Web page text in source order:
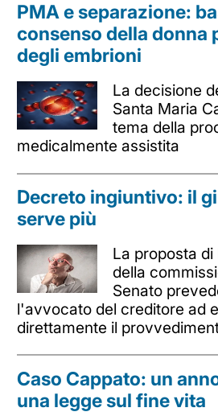
PMA e separazione:
consenso della donna
degli embrioni
La decisione
Santa Maria
tema della
medicalmente assistita
Decreto ingiuntivo: il
serve più
La proposta
della
Senato
l'avvocato del creditore ad
direttamente il
Caso Cappato: un
una legge sul fine vita